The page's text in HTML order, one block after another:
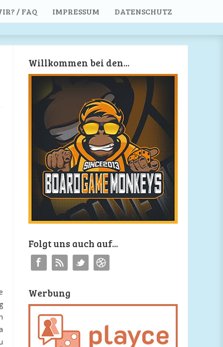
/ FAQ IMPRESSUM DATENSCHUTZ
Willkommen bei den...
Folgt uns auch auf...
Werbung